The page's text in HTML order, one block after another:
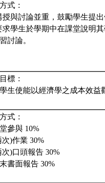
式：
授與討論並重，鼓勵學生提出
求學生於學期中在課堂說明
討論。
標：
生使能以經濟學之成本效益
式：
參與 10%
次)作業 30%
次)口頭報告 30%
書面報告 30%